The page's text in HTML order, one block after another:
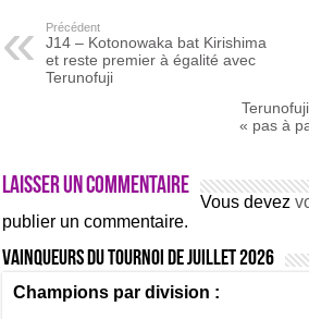
Précédent
J14 – Kotonowaka bat Kirishima
et reste premier à égalité avec
Terunofuji
« pas à
Laisser un commentaire
Vous devez
publier un commentaire.
Vainqueurs du tournoi de Juillet 2026
Champions par division :